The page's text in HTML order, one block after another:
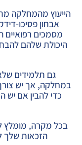
הייעוץ מהמחלקה
אבחון פסיכו-
מסמכים רפואיים
היכולת שלהם
גם תלמידים
במחלקה, אך יש
כדי להבין אם
בכל מקרה, מומלץ
הזכאות שלך